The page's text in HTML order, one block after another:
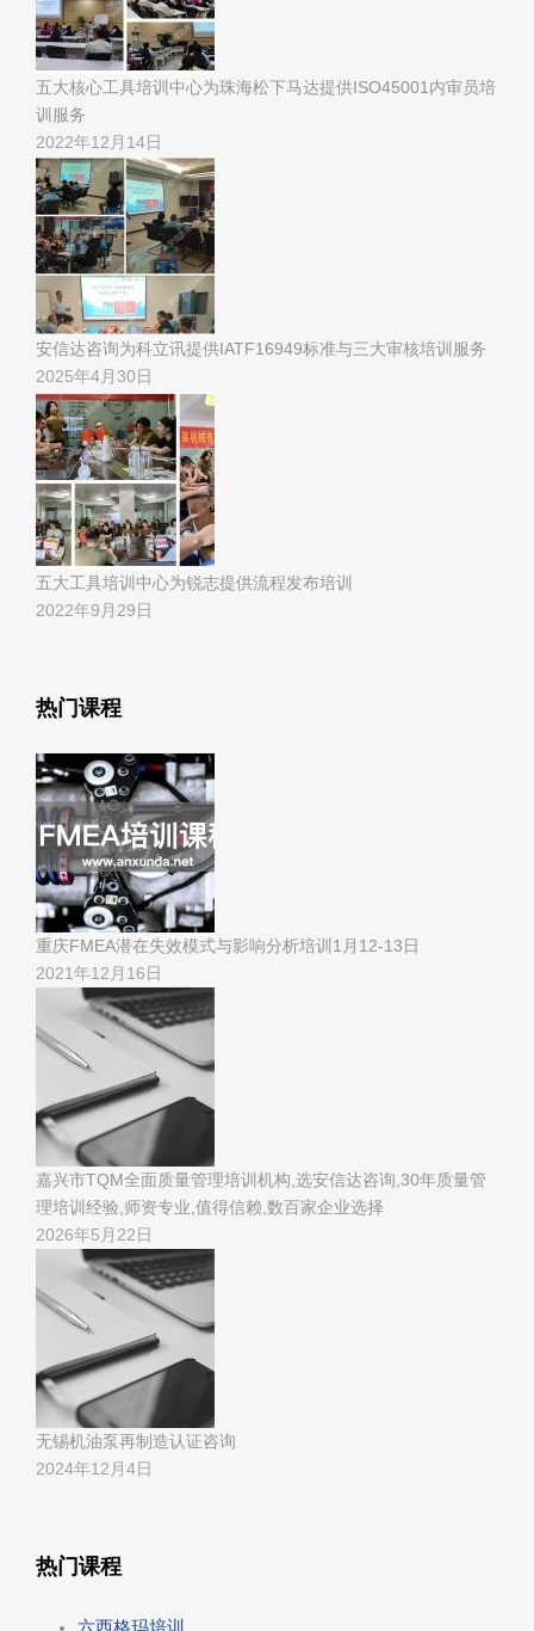
五大核心工具培训中心为珠海松下马达提供ISO45001内审员培
训服务
2022年12月14日
安信达咨询为科立讯提供IATF16949标准与三大审核培训服务
2025年4月30日
五大工具培训中心为锐志提供流程发布培训
2022年9月29日
热门课程
重庆FMEA潜在失效模式与影响分析培训1月12-13日
2021年12月16日
嘉兴市TQM全面质量管理培训机构,选安信达咨询,30年质量管
理培训经验,师资专业,值得信赖,数百家企业选择
2026年5月22日
无锡机油泵再制造认证咨询
2024年12月4日
热门课程
六西格玛培训